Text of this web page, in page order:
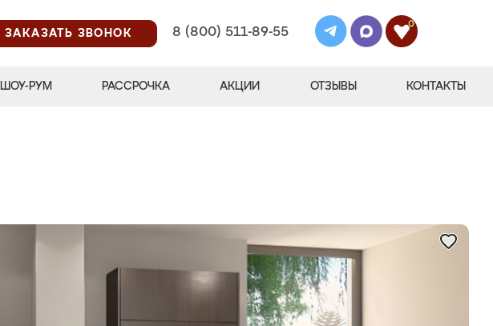
ЗАКАЗАТЬ ЗВОНОК
8 (800) 511-89-55
0
ШОУ-РУМ РАССРОЧКА АКЦИИ ОТЗЫВЫ КОНТАКТЫ